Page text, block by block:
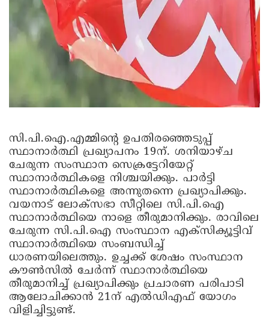
സി.പി.ഐ.എമ്മിന്റെ ഉപതിരഞ്ഞെടുപ്പ്
സ്ഥാനാര്‍ത്ഥി പ്രഖ്യാപനം 19ന്. ശനിയാഴ്ച
ചേരുന്ന സംസ്ഥാന സെക്രട്ടേറിയേറ്റ്
സ്ഥാനാര്‍ത്ഥികളെ നിശ്ചയിക്കും. പാര്‍ട്ടി
സ്ഥാനാര്‍ത്ഥികളെ അന്നുതന്നെ പ്രഖ്യാപിക്കും.
വയനാട് ലോക്‌സഭാ സീറ്റിലെ സി.പി.ഐ
സ്ഥാനാര്‍ത്ഥിയെ നാളെ തീരുമാനിക്കും. രാവിലെ
ചേരുന്ന സി.പി.ഐ സംസ്ഥാന എക്‌സിക്യൂട്ടിവ്
സ്ഥാനാര്‍ത്ഥിയെ സംബന്ധിച്ച്
ധാരണയിലെത്തും. ഉച്ചക്ക് ശേഷം സംസ്ഥാന
കൗണ്‍സില്‍ ചേര്‍ന്ന് സ്ഥാനാര്‍ത്ഥിയെ
തീരുമാനിച്ച് പ്രഖ്യാപിക്കും പ്രചാരണ പരിപാടി
ആലോചിക്കാന്‍ 21ന് എല്‍ഡിഎഫ് യോഗം
വിളിച്ചിട്ടുണ്ട്.